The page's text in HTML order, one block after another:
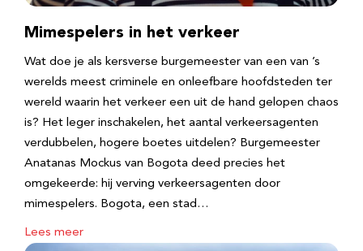
Mimespelers in het verkeer
Wat doe je als kersverse burgemeester van een van ’s
werelds meest criminele en onleefbare hoofdsteden ter
wereld waarin het verkeer een uit de hand gelopen chaos
is? Het leger inschakelen, het aantal verkeersagenten
verdubbelen, hogere boetes uitdelen? Burgemeester
Anatanas Mockus van Bogota deed precies het
omgekeerde: hij verving verkeersagenten door
mimespelers. Bogota, een stad…
Lees meer